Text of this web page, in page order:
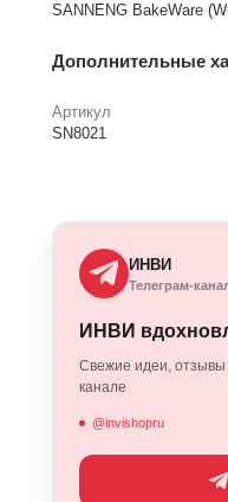
SANNENG BakeWare
Дополнительные
Артикул
SN8021
ИНВИ
Телеграм-
ИНВИ
Свежие идеи, отзывы
канале
@invishopru